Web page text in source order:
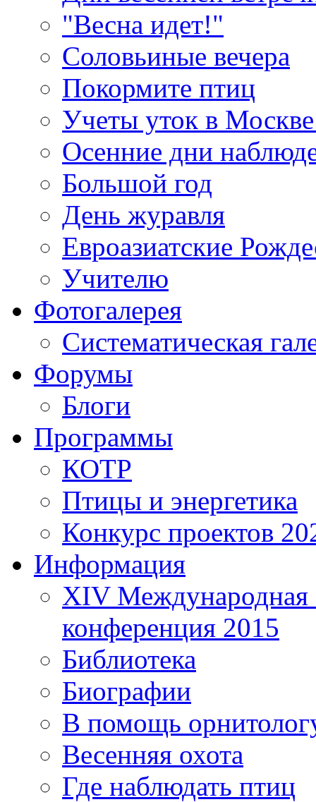
"Весна идет!"
Соловьиные вечера
Покормите птиц
Учеты уток в
Осенние дни
Большой год
День журавля
Евроазиатские
Учителю
Фотогалерея
Систематическая
Форумы
Блоги
Программы
КОТР
Птицы и энергетика
Конкурс проектов
Информация
XIV Международная
конференция 2015
Библиотека
Биографии
В помощь
Весенняя охота
Где наблюдать птиц